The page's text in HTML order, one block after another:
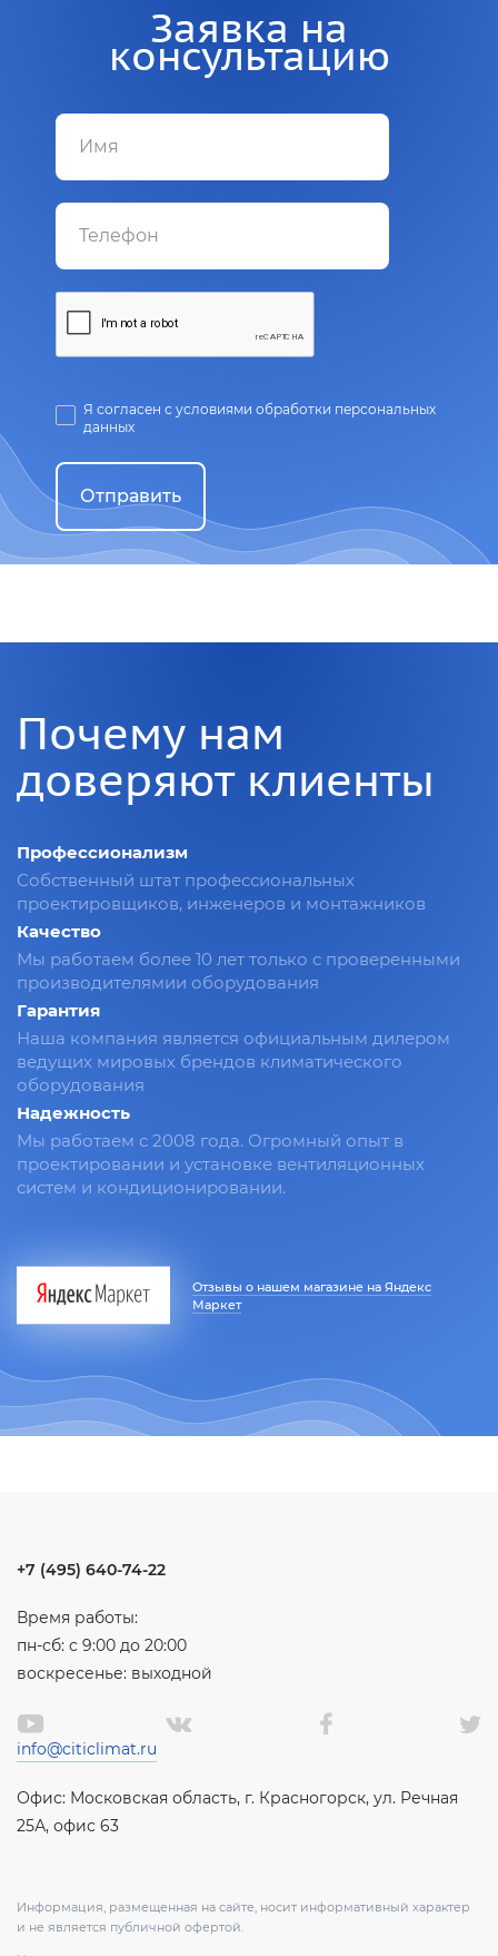
Заявка на
консультацию
Я согласен с условиями обработки персональных
данных
Отправить
Почему нам
доверяют клиенты
Профессионализм
Собственный штат профессиональных
проектировщиков, инженеров и монтажников
Качество
Мы работаем более 10 лет только с проверенными
производителямии оборудования
Гарантия
Наша компания является официальным дилером
ведущих мировых брендов климатического
оборудования
Надежность
Мы работаем с 2008 года. Огромный опыт в
проектировании и установке вентиляционных
систем и кондиционировании.
Отзывы о нашем магазине на Яндекс
Маркет
+7 (495) 640-74-22
Время работы:
пн-сб: с 9:00 до 20:00
воскресенье: выходной
info@citiclimat.ru
Офис: Московская область, г. Красногорск, ул. Речная
25А, офис 63
Информация, размещенная на сайте, носит информативный характер
и не является публичной офертой.